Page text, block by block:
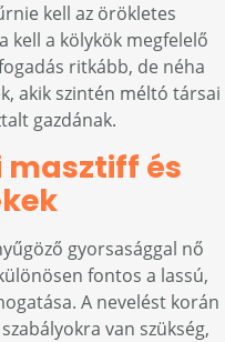
kell az örökletes
kell a kölykök megfelelő
ritkább, de néha
akik szintén méltó társai
gazdának.
masztiff és
gyorsasággal nő
fontos a lassú,
A nevelést korán
van szükség,